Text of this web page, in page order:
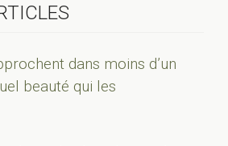
dans moins d’un
beauté qui les